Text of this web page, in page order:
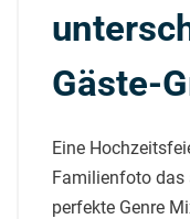
Gäste-
Eine
Familienfoto das
perfekte Genre